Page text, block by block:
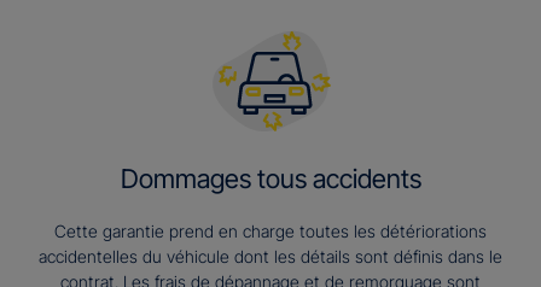
Dommages tous accidents
Cette garantie prend en charge toutes les détériorations
accidentelles du véhicule dont les détails sont définis dans le
contrat. Les frais de dépannage et de remorquage sont